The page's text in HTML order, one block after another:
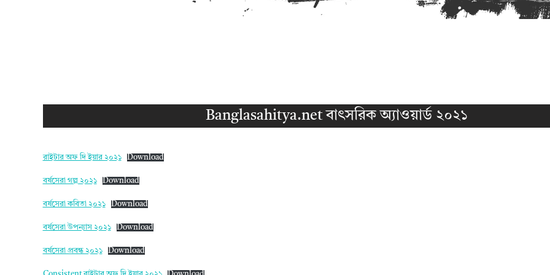
Banglasahitya.net বাৎসরিক অ্যাওয়ার্ড ২০২১
রাইটার অফ দি ইয়ার ২০২১ Download
বর্ষসেরা গল্প ২০২১ Download
বর্ষসেরা কবিতা ২০২১ Download
বর্ষসেরা উপন্যাস ২০২১ Download
বর্ষসেরা প্রবন্ধ ২০২১ Download